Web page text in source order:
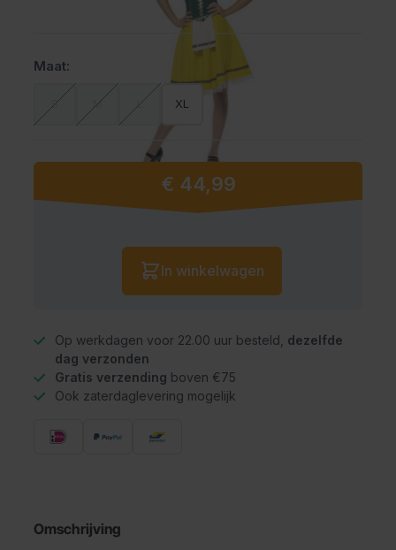
Maat:
S M L XL
Vanaf:
€ 44,99
Aantal
In winkelwagen
Op werkdagen voor 22.00 uur besteld, dezelfde
dag verzonden
Gratis verzending boven €75
Ook zaterdaglevering mogelijk
Omschrijving